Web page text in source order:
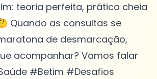
teoria perfeita, prática cheia
Quando as consultas se
de desmarcação,
acompanhar? Vamos falar
#Betim #Desafios